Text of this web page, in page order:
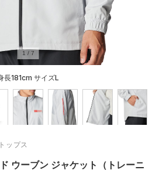
1 / 7
長181cm サイズL
トップス
ウーブン ジャケット（トレーニ